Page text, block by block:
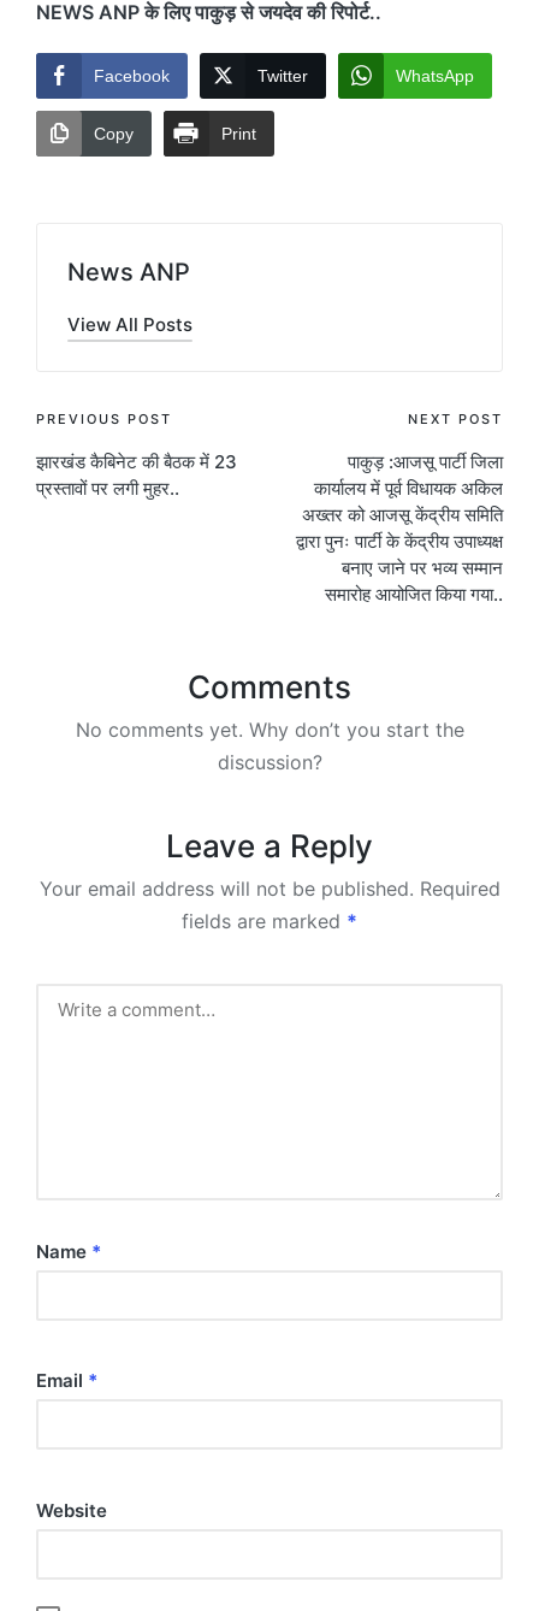
NEWS ANP के लिए पाकुड़ से जयदेव की रिपोर्ट..
Facebook Twitter WhatsApp
Copy Print
News ANP
View All Posts
Post
navigation
PREVIOUS POST
झारखंड कैबिनेट की बैठक में 23
प्रस्तावों पर लगी मुहर..
NEXT POST
पाकुड़ :आजसू पार्टी जिला
कार्यालय में पूर्व विधायक अकिल
अख्तर को आजसू केंद्रीय समिति
द्वारा पुनः पार्टी के केंद्रीय उपाध्यक्ष
बनाए जाने पर भव्य सम्मान
समारोह आयोजित किया गया..
Comments
No comments yet. Why don’t you start the
discussion?
Leave a Reply
Your email address will not be published. Required
fields are marked *
Name *
Email *
Website